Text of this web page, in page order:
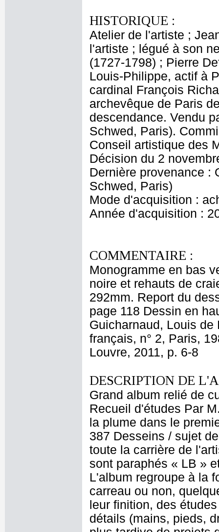
HISTORIQUE :
Atelier de l'artiste ;
l'artiste ; légué à son
(1727-1798) ; Pierre
Louis-Philippe, actif à
cardinal François
archevêque de Paris
descendance. Vendu
Schwed, Paris).
Conseil artistique des
Décision du 2
Dernière provenance :
Schwed, Paris)
Mode d'acquisition :
Année d'acquisition :
COMMENTAIRE :
Monogramme en bas
noire et rehauts de
292mm. Report du
page 118 Dessin en
Guicharnaud, Louis
français, n° 2, Paris,
Louvre, 2011, p. 6-8
DESCRIPTION DE
Grand album relié de
Recueil d'études Par
la plume dans le
387 Desseins / sujet
toute la carrière de
sont paraphés « LB »
L'album regroupe à la
carreau ou non,
leur finition, des
détails (mains, pieds,